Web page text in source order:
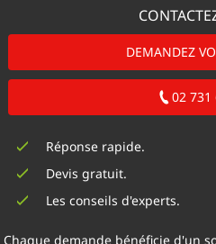
DEMANDEZ
02 731
Réponse rapide.
Devis gratuit.
Les conseils d'experts.
Chaque demande bénéficie d'un